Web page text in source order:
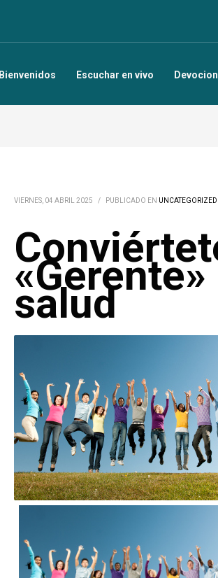
Bienvenidos Escuchar en vivo
VIERNES, 04 ABRIL 2025 / PUBLICADO EN UNCATEGORIZED
salud